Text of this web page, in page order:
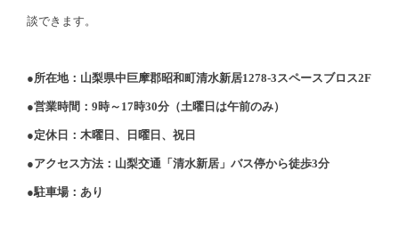
談できます。
●所在地：山梨県中巨摩郡昭和町清水新居1278-3スペースブロス2F
●営業時間：9時～17時30分（土曜日は午前のみ）
●定休日：木曜日、日曜日、祝日
●アクセス方法：山梨交通「清水新居」バス停から徒歩3分
●駐車場：あり